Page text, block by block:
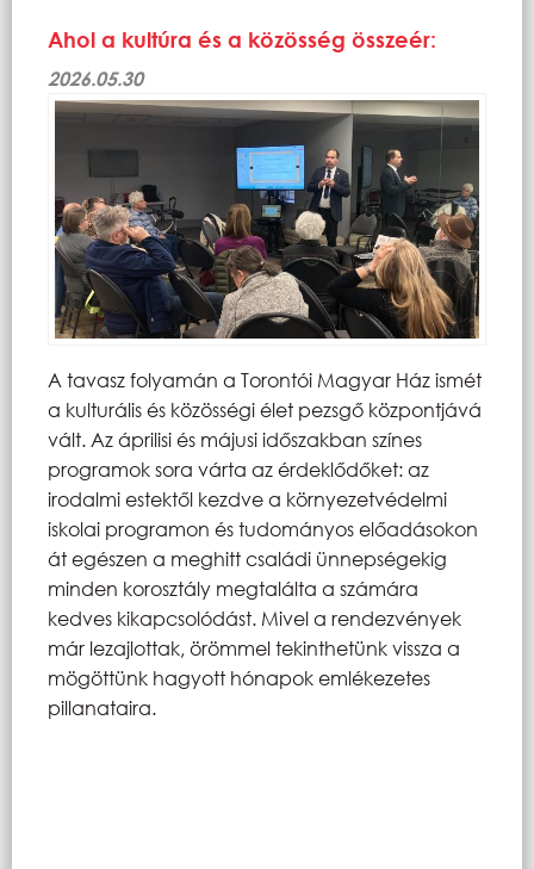
Ahol a kultúra és a közösség összeér:
2026.05.30
A tavasz folyamán a Torontói Magyar Ház ismét
a kulturális és közösségi élet pezsgő központjává
vált. Az áprilisi és májusi időszakban színes
programok sora várta az érdeklődőket: az
irodalmi estektől kezdve a környezetvédelmi
iskolai programon és tudományos előadásokon
át egészen a meghitt családi ünnepségekig
minden korosztály megtalálta a számára
kedves kikapcsolódást. Mivel a rendezvények
már lezajlottak, örömmel tekinthetünk vissza a
mögöttünk hagyott hónapok emlékezetes
pillanataira.